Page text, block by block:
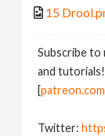
15
Subscribe to
and
[patreon.com
Twitter: